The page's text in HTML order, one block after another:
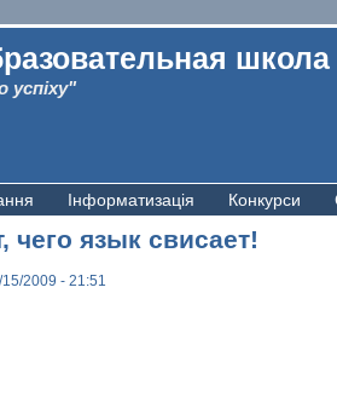
успіху"
Інформатизація Конкурси
чего язык свисает!
2009 - 21:51